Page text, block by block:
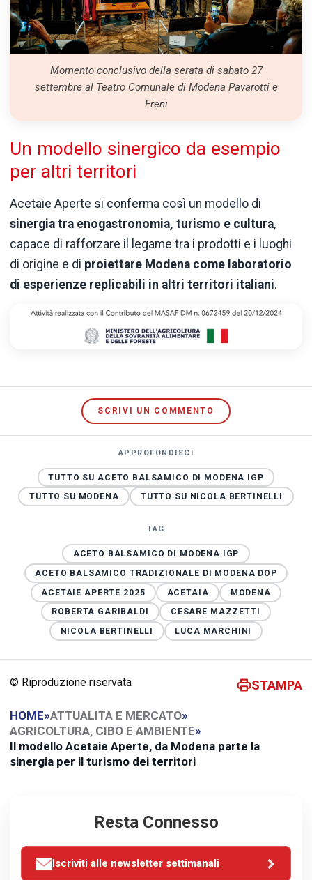
Momento conclusivo della serata di sabato 27
settembre al Teatro Comunale di Modena Pavarotti e
Freni
Un modello sinergico da esempio
per altri territori
Acetaie Aperte si conferma così un modello di
sinergia tra enogastronomia, turismo e cultura,
capace di rafforzare il legame tra i prodotti e i luoghi
di origine e di proiettare Modena come laboratorio
di esperienze replicabili in altri territori italiani.
SCRIVI UN COMMENTO
APPROFONDISCI
TUTTO SU ACETO BALSAMICO DI MODENA IGP
TUTTO SU MODENA
TUTTO SU NICOLA BERTINELLI
TAG
ACETO BALSAMICO DI MODENA IGP
ACETO BALSAMICO TRADIZIONALE DI MODENA DOP
ACETAIE APERTE 2025
ACETAIA
MODENA
ROBERTA GARIBALDI
CESARE MAZZETTI
NICOLA BERTINELLI
LUCA MARCHINI
© Riproduzione riservata STAMPA
HOME»ATTUALITA E MERCATO»
AGRICOLTURA, CIBO E AMBIENTE»
Il modello Acetaie Aperte, da Modena parte la
sinergia per il turismo dei territori
Resta Connesso
Iscriviti alle newsletter settimanali